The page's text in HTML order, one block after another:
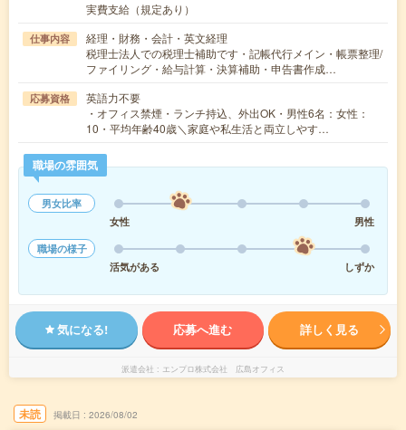
実費支給（規定あり）
仕事内容
経理・財務・会計・英文経理
税理士法人での税理士補助です・記帳代行メイン・帳票整理/
ファイリング・給与計算・決算補助・申告書作成…
応募資格
英語力不要
・オフィス禁煙・ランチ持込、外出OK・男性6名：女性：
10・平均年齢40歳＼家庭や私生活と両立しやす…
職場の雰囲気
男女比率
女性
男性
職場の様子
活気がある
しずか
気になる! 応募へ進む 詳しく見る
派遣会社 エンプロ株式会社 広島オフィス
未読 掲載日 2026/08/02